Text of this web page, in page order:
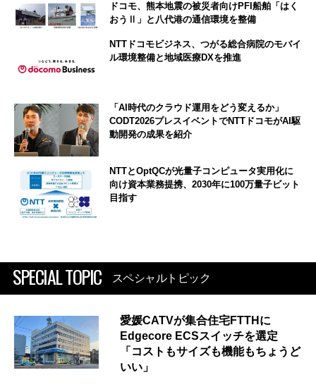
ドコモ、熊本地震の被災者向けPFI船舶「はく
おうⅡ」と八代港の通信環境を整備
NTTドコモビジネス、つがる総合病院のモバイ
ル環境整備と地域医療DXを推進
「AI時代のクラウド運用をどう変えるか」
CODT2026プレスイベントでNTTドコモがAI駆
動開発の成果を紹介
NTTとOptQCが光量子コンピュータ実用化に
向け資本業務提携、2030年に100万量子ビット
目指す
SPECIAL TOPIC スペシャルトピック
愛媛CATVが集合住宅FTTHに
Edgecore ECSスイッチを選定
「コストもサイズも機能もちょうど
いい」